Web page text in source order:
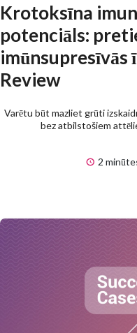
Krotoksīna
potenciāls:
imūnsupresīvās
Review
Varētu būt mazliet grūti
bez atbilstošiem
2